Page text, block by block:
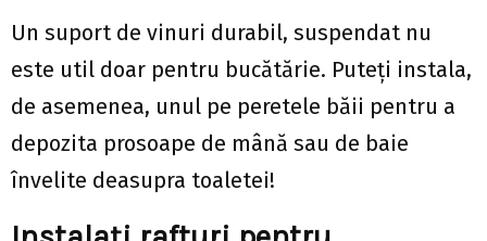
Un suport de vinuri durabil, suspendat nu
este util doar pentru bucătărie. Puteți instala,
de asemenea, unul pe peretele băii pentru a
depozita prosoape de mână sau de baie
învelite deasupra toaletei!